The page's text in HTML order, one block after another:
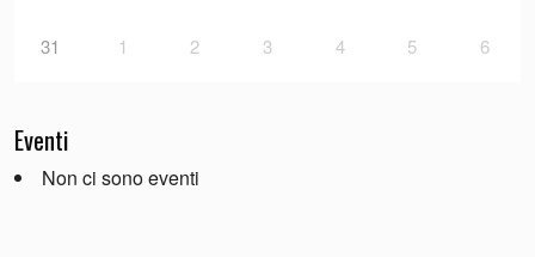
31 1 2 3 4 5 6
Eventi
Non ci sono eventi